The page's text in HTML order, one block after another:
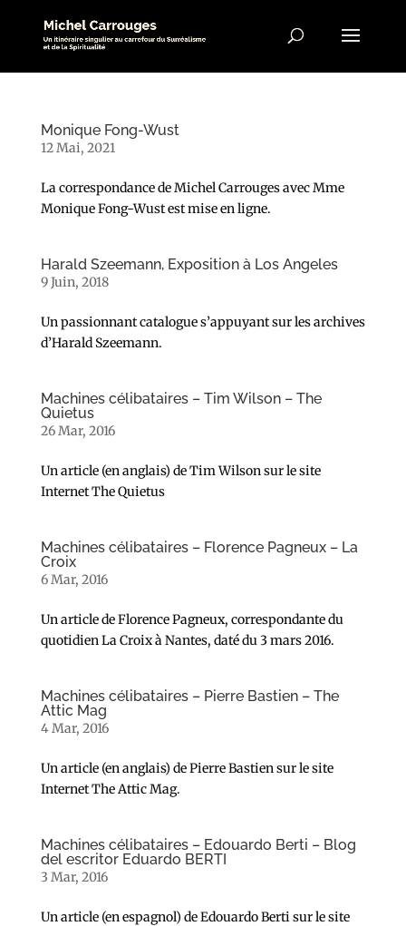
Monique Fong-Wust
12 Mai, 2021
La correspondance de Michel Carrouges avec Mme
Monique Fong-Wust est mise en ligne.
Harald Szeemann, Exposition à Los Angeles
9 Juin, 2018
Un passionnant catalogue s’appuyant sur les archives
d’Harald Szeemann.
Machines célibataires – Tim Wilson – The
Quietus
26 Mar, 2016
Un article (en anglais) de Tim Wilson sur le site
Internet The Quietus
Machines célibataires – Florence Pagneux – La
Croix
6 Mar, 2016
Un article de Florence Pagneux, correspondante du
quotidien La Croix à Nantes, daté du 3 mars 2016.
Machines célibataires – Pierre Bastien – The
Attic Mag
4 Mar, 2016
Un article (en anglais) de Pierre Bastien sur le site
Internet The Attic Mag.
Machines célibataires – Edouardo Berti – Blog
del escritor Eduardo BERTI
3 Mar, 2016
Un article (en espagnol) de Edouardo Berti sur le site